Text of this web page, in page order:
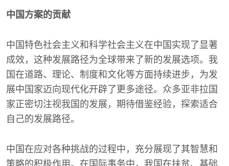
中国方案的贡献
中国特色社会主义和科学社会主义在中国实现了显著
成效，这种发展路径为全球带来了新的发展选项。我
国在道路、理论、制度和文化等方面持续进步，为发
展中国家迈向现代化开辟了更多途径。众多亚非拉国
家正密切注视我国的发展，期待借鉴经验，探索适合
自己的发展路径。
中国在应对各种挑战的过程中，充分展现了其智慧和
策略的积极作用。在国际事务中，我国在扶贫、基础